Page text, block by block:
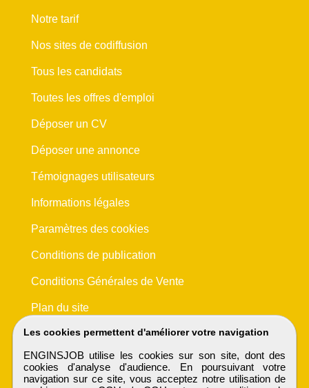
Les cookies permettent d'améliorer votre navigation
ENGINSJOB utilise les cookies sur son site, dont des
cookies d'analyse d'audience. En poursuivant votre
navigation sur ce site, vous acceptez notre utilisation de
Notre tarif
Nos sites de codiffusion
Tous les candidats
Toutes les offres d'emploi
Déposer un CV
Déposer une annonce
Témoignages utilisateurs
Informations légales
Paramètres des cookies
Conditions de publication
Conditions Générales de Vente
Plan du site